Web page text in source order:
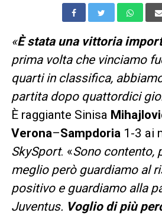
«È stata una vittoria
prima volta che vinciamo
quarti in classifica,
partita dopo quattordici
È raggiante Sinisa
Verona–Sampdoria 1-3 ai
SkySport. «Sono contento,
meglio però guardiamo al
positivo e guardiamo alla
Juventus. Voglio di più